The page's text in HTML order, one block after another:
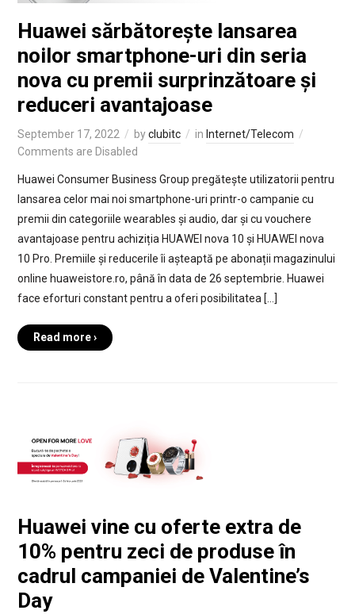
Huawei sărbătorește lansarea
noilor smartphone-uri din seria
nova cu premii surprinzătoare și
reduceri avantajoase
September 17, 2022 byclubitc in Internet/Telecom
Comments are Disabled
Huawei Consumer Business Group pregătește utilizatorii pentru
lansarea celor mai noi smartphone-uri printr-o campanie cu
premii din categoriile wearables și audio, dar și cu vouchere
avantajoase pentru achiziția HUAWEI nova 10 și HUAWEI nova
10 Pro. Premiile și reducerile îi așteaptă pe abonații magazinului
online huaweistore.ro, până în data de 26 septembrie. Huawei
face eforturi constant pentru a oferi posibilitatea […]
Read more ›
Huawei vine cu oferte extra de
10% pentru zeci de produse în
cadrul campaniei de Valentine’s
Day